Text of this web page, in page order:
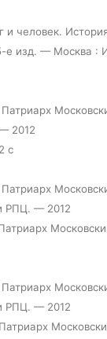
и человек.
е изд. — Москва :
2012
с
РПЦ. — 2012
РПЦ. — 2012